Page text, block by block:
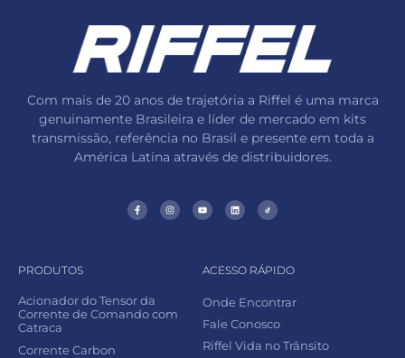
Com mais de 20 anos de trajetória a Riffel é uma marca
genuinamente Brasileira e líder de mercado em kits
transmissão, referência no Brasil e presente em toda a
América Latina através de distribuidores.
PRODUTOS
Acionador do Tensor da
Corrente de Comando com
Catraca
Corrente Carbon
ACESSO RÁPIDO
Onde Encontrar
Fale Conosco
Riffel Vida no Trânsito